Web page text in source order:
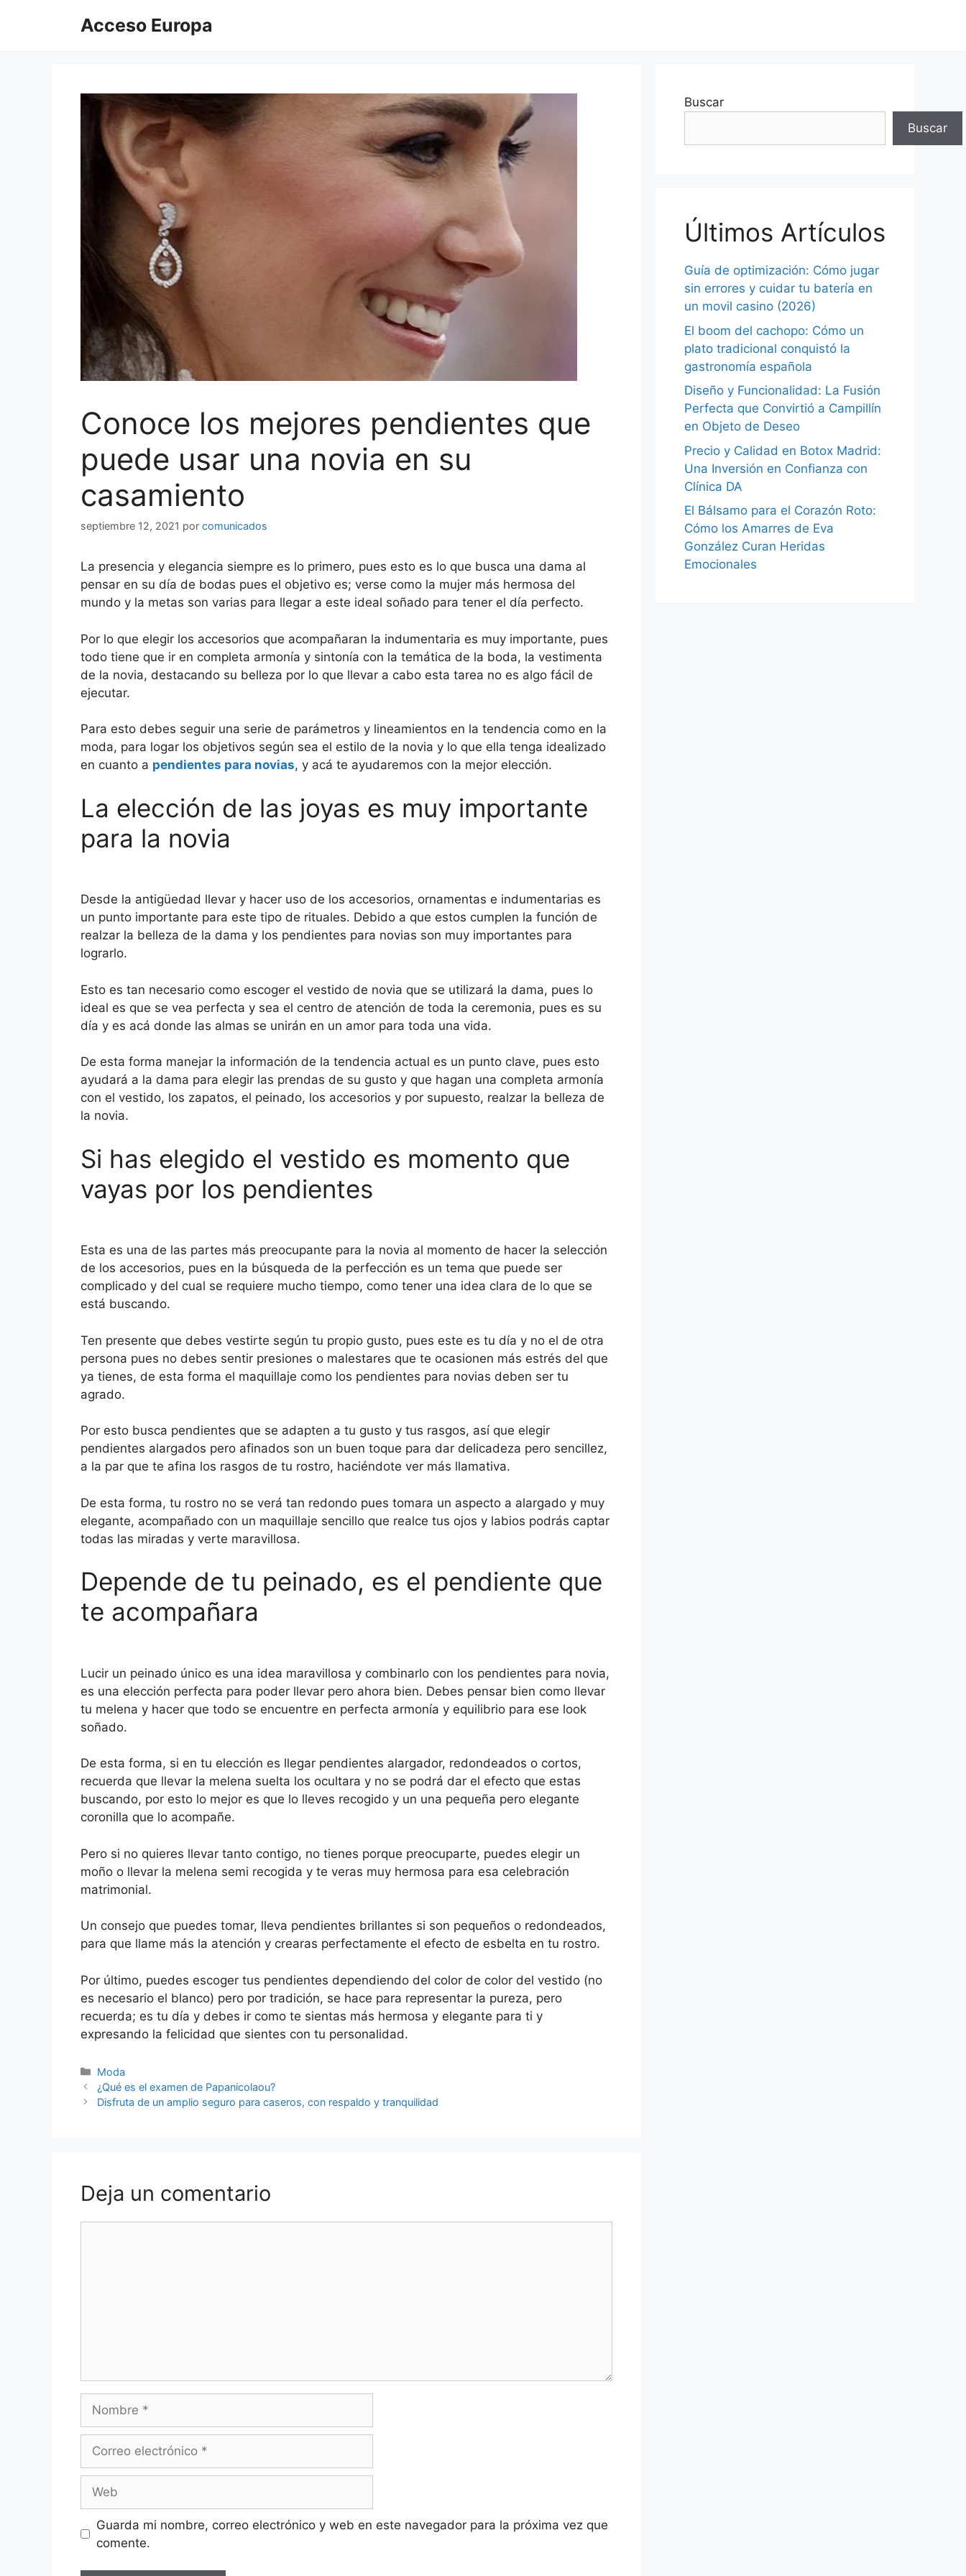
Acceso Europa
Conoce los mejores pendientes que
puede usar una novia en su
casamiento
septiembre 12, 2021 por comunicados
La presencia y elegancia siempre es lo primero, pues esto es lo que busca una dama al
pensar en su día de bodas pues el objetivo es; verse como la mujer más hermosa del
mundo y la metas son varias para llegar a este ideal soñado para tener el día perfecto.
Por lo que elegir los accesorios que acompañaran la indumentaria es muy importante, pues
todo tiene que ir en completa armonía y sintonía con la temática de la boda, la vestimenta
de la novia, destacando su belleza por lo que llevar a cabo esta tarea no es algo fácil de
ejecutar.
Para esto debes seguir una serie de parámetros y lineamientos en la tendencia como en la
moda, para logar los objetivos según sea el estilo de la novia y lo que ella tenga idealizado
en cuanto a pendientes para novias, y acá te ayudaremos con la mejor elección.
La elección de las joyas es muy importante
para la novia
Desde la antigüedad llevar y hacer uso de los accesorios, ornamentas e indumentarias es
un punto importante para este tipo de rituales. Debido a que estos cumplen la función de
realzar la belleza de la dama y los pendientes para novias son muy importantes para
lograrlo.
Esto es tan necesario como escoger el vestido de novia que se utilizará la dama, pues lo
ideal es que se vea perfecta y sea el centro de atención de toda la ceremonia, pues es su
día y es acá donde las almas se unirán en un amor para toda una vida.
De esta forma manejar la información de la tendencia actual es un punto clave, pues esto
ayudará a la dama para elegir las prendas de su gusto y que hagan una completa armonía
con el vestido, los zapatos, el peinado, los accesorios y por supuesto, realzar la belleza de
la novia.
Si has elegido el vestido es momento que
vayas por los pendientes
Esta es una de las partes más preocupante para la novia al momento de hacer la selección
de los accesorios, pues en la búsqueda de la perfección es un tema que puede ser
complicado y del cual se requiere mucho tiempo, como tener una idea clara de lo que se
está buscando.
Ten presente que debes vestirte según tu propio gusto, pues este es tu día y no el de otra
persona pues no debes sentir presiones o malestares que te ocasionen más estrés del que
ya tienes, de esta forma el maquillaje como los pendientes para novias deben ser tu
agrado.
Por esto busca pendientes que se adapten a tu gusto y tus rasgos, así que elegir
pendientes alargados pero afinados son un buen toque para dar delicadeza pero sencillez,
a la par que te afina los rasgos de tu rostro, haciéndote ver más llamativa.
De esta forma, tu rostro no se verá tan redondo pues tomara un aspecto a alargado y muy
elegante, acompañado con un maquillaje sencillo que realce tus ojos y labios podrás captar
todas las miradas y verte maravillosa.
Depende de tu peinado, es el pendiente que
te acompañara
Lucir un peinado único es una idea maravillosa y combinarlo con los pendientes para novia,
es una elección perfecta para poder llevar pero ahora bien. Debes pensar bien como llevar
tu melena y hacer que todo se encuentre en perfecta armonía y equilibrio para ese look
soñado.
De esta forma, si en tu elección es llegar pendientes alargador, redondeados o cortos,
recuerda que llevar la melena suelta los ocultara y no se podrá dar el efecto que estas
buscando, por esto lo mejor es que lo lleves recogido y un una pequeña pero elegante
coronilla que lo acompañe.
Pero si no quieres llevar tanto contigo, no tienes porque preocuparte, puedes elegir un
moño o llevar la melena semi recogida y te veras muy hermosa para esa celebración
matrimonial.
Un consejo que puedes tomar, lleva pendientes brillantes si son pequeños o redondeados,
para que llame más la atención y crearas perfectamente el efecto de esbelta en tu rostro.
Por último, puedes escoger tus pendientes dependiendo del color de color del vestido (no
es necesario el blanco) pero por tradición, se hace para representar la pureza, pero
recuerda; es tu día y debes ir como te sientas más hermosa y elegante para ti y
expresando la felicidad que sientes con tu personalidad.
Categorías
Moda
Navegación
de
¿Qué es el examen de Papanicolaou?
Disfruta de un amplio seguro para caseros, con respaldo y tranquilidad
Deja un comentario
electrónico
Guarda mi nombre, correo electrónico y web en este navegador para la próxima vez que
comente.
Buscar
Buscar
Últimos Artículos
Guía de optimización: Cómo jugar
sin errores y cuidar tu batería en
un movil casino (2026)
El boom del cachopo: Cómo un
plato tradicional conquistó la
gastronomía española
Diseño y Funcionalidad: La Fusión
Perfecta que Convirtió a Campillín
en Objeto de Deseo
Precio y Calidad en Botox Madrid:
Una Inversión en Confianza con
Clínica DA
El Bálsamo para el Corazón Roto:
Cómo los Amarres de Eva
González Curan Heridas
Emocionales